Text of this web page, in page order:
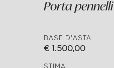
Porta pennelli
BASE D'ASTA
€ 1.500,00
STIMA